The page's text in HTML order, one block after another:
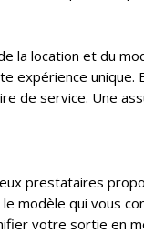
la location et du
unique.
de service. Une
prestataires
modèle qui vous
votre sortie en